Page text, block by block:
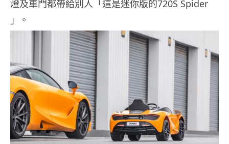
燈及車門都帶給別人「這是迷你版的720S Spider
」。